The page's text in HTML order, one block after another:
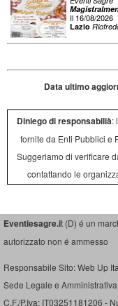
Il 16/08/2026
Lazio
Data ultimo
Diniego di responsabilià:
fornite da Enti Pubblici e
Suggeriamo di verificare
contattando le
Eventiesagre.it (D) é un
autorizzato non é ammesso
Responsabile Sito: Web Up
Sede Legale e
C.F./P.Iva: IT03251181206 -